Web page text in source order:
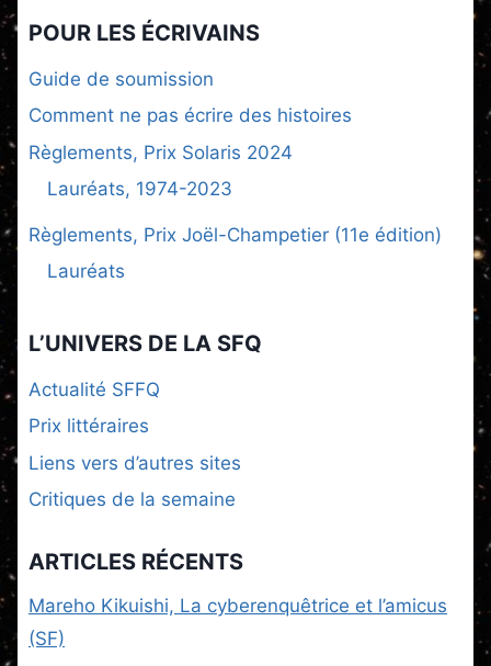
POUR LES ÉCRIVAINS
Guide de soumission
Comment ne pas écrire des histoires
Règlements, Prix Solaris 2024
Lauréats, 1974-2023
Règlements, Prix Joël-Champetier (11e édition)
Lauréats
L’UNIVERS DE LA SFQ
Actualité SFFQ
Prix littéraires
Liens vers d’autres sites
Critiques de la semaine
ARTICLES RÉCENTS
Mareho Kikuishi, La cyberenquêtrice et l’amicus
(SF)